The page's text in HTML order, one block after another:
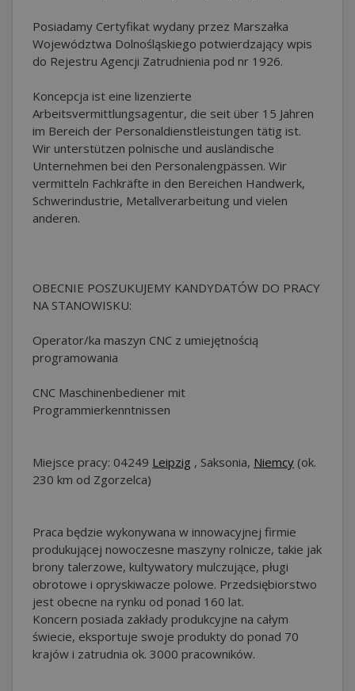
Posiadamy Certyfikat wydany przez Marszałka
Województwa Dolnośląskiego potwierdzający wpis
do Rejestru Agencji Zatrudnienia pod nr 1926.
Koncepcja ist eine lizenzierte
Arbeitsvermittlungsagentur, die seit über 15 Jahren
im Bereich der Personaldienstleistungen tätig ist.
Wir unterstützen polnische und ausländische
Unternehmen bei den Personalengpässen. Wir
vermitteln Fachkräfte in den Bereichen Handwerk,
Schwerindustrie, Metallverarbeitung und vielen
anderen.
OBECNIE POSZUKUJEMY KANDYDATÓW DO PRACY
NA STANOWISKU:
Operator/ka maszyn CNC z umiejętnością
programowania
CNC Maschinenbediener mit
Programmierkenntnissen
Miejsce pracy: 04249 Leipzig , Saksonia, Niemcy (ok.
230 km od Zgorzelca)
Praca będzie wykonywana w innowacyjnej firmie
produkującej nowoczesne maszyny rolnicze, takie jak
brony talerzowe, kultywatory mulczujące, pługi
obrotowe i opryskiwacze polowe. Przedsiębiorstwo
jest obecne na rynku od ponad 160 lat.
Koncern posiada zakłady produkcyjne na całym
świecie, eksportuje swoje produkty do ponad 70
krajów i zatrudnia ok. 3000 pracowników.